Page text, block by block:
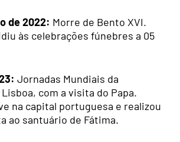
de 2022: Morre de Bento XVI.
às celebrações fúnebres a 05
Jornadas Mundiais da
com a visita do Papa.
na capital portuguesa e realizou
ao santuário de Fátima.